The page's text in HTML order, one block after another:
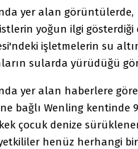
yer alan görüntülerde,
yoğun ilgi gösterdiği
işletmelerin su
sularda yürüdüğü
yer alan haberlere göre
bağlı Wenling kentinde 9
çocuk denize
henüz herhangi